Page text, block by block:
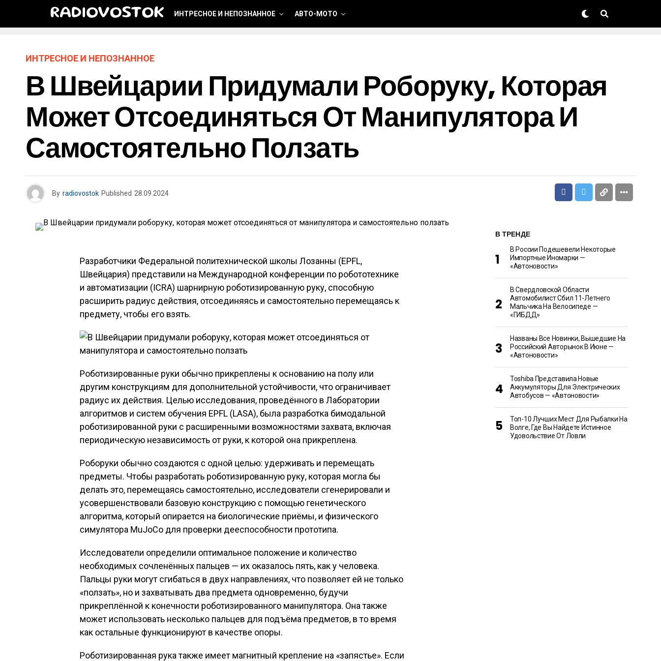
RADIOVOSTOK ИНТРЕСНОЕ И НЕПОЗНАННОЕ АВТО-МОТО
ИНТРЕСНОЕ И НЕПОЗНАННОЕ
В Швейцарии Придумали Роборуку, Которая
Может Отсоединяться От Манипулятора И
Самостоятельно Ползать
By radiovostok Published 28.09.2024
Разработчики Федеральной политехнической школы Лозанны (EPFL,
Швейцария) представили на Международной конференции по робототехнике
и автоматизации (ICRA) шарнирную роботизированную руку, способную
расширить радиус действия, отсоединяясь и самостоятельно перемещаясь к
предмету, чтобы его взять.
Роботизированные руки обычно прикреплены к основанию на полу или
другим конструкциям для дополнительной устойчивости, что ограничивает
радиус их действия. Целью исследования, проведённого в Лаборатории
алгоритмов и систем обучения EPFL (LASA), была разработка бимодальной
роботизированной руки с расширенными возможностями захвата, включая
периодическую независимость от руки, к которой она прикреплена.
Роборуки обычно создаются с одной целью: удерживать и перемещать
предметы. Чтобы разработать роботизированную руку, которая могла бы
делать это, перемещаясь самостоятельно, исследователи сгенерировали и
усовершенствовали базовую конструкцию с помощью генетического
алгоритма, который опирается на биологические приёмы, и физического
симулятора MuJoCo для проверки дееспособности прототипа.
Исследователи определили оптимальное положение и количество
необходимых сочленённых пальцев — их оказалось пять, как у человека.
Пальцы руки могут сгибаться в двух направлениях, что позволяет ей не только
«ползать», но и захватывать два предмета одновременно, будучи
прикреплённой к конечности роботизированного манипулятора. Она также
может использовать несколько пальцев для подъёма предметов, в то время
как остальные функционируют в качестве опоры.
Роботизированная рука также имеет магнитный крепление на «запястье». Если
В ТРЕНДЕ
В России Подешевели Некоторые
Импортные Иномарки —
«Автоновости»
В Свердловской Области
Автомобилист Сбил 11-Летнего
Мальчика На Велосипеде —
«ГИБДД»
Названы Все Новинки, Вышедшие На
Российский Авторынок В Июне —
«Автоновости»
Toshiba Представила Новые
Аккумуляторы Для Электрических
Автобусов — «Автоновости»
Топ-10 Лучших Мест Для Рыбалки На
Волге, Где Вы Найдете Истинное
Удовольствие От Ловли